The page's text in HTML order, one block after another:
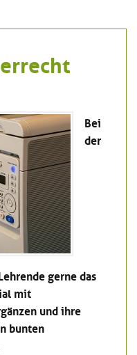
Bei
der
gerne das
mit
und ihre
bunten